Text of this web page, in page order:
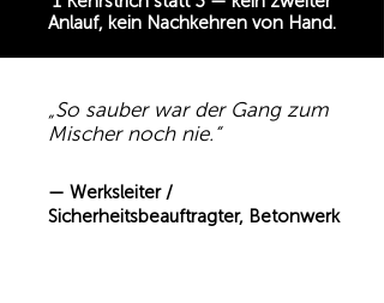
Anlauf, kein Nachkehren von Hand.
„So sauber war der Gang zum
Mischer noch nie.“
— Werksleiter /
Sicherheitsbeauftragter, Betonwerk